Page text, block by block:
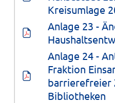
Kreisumlage
Anlage 23 -
Anlage 24 -
Fraktion
barrierefreier
Bibliotheken